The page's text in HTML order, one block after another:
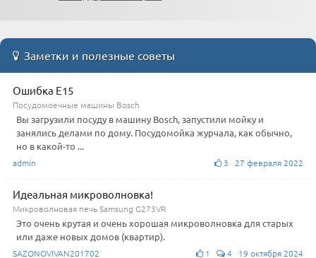
Заметки и полезные советы
Ошибка E15
Посудомоечные машины Bosch
Вы загрузили посуду в машину Bosch, запустили мойку и
занялись делами по дому. Посудомойка журчала, как обычно,
но в какой-то ...
admin 3 27 февраля 2022
Идеальная микроволновка!
Микроволновая печь Samsung G273VR
Это очень крутая и очень хорошая микроволновка для старых
или даже новых домов (квартир).
SAZONOVIVAN201702 1 4 19 октября 2024